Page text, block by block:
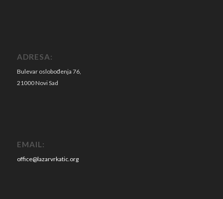
ADRESA:
Bulevar oslobođenja 76,
21000 Novi Sad
EMAIL:
office@lazarvrkatic.org